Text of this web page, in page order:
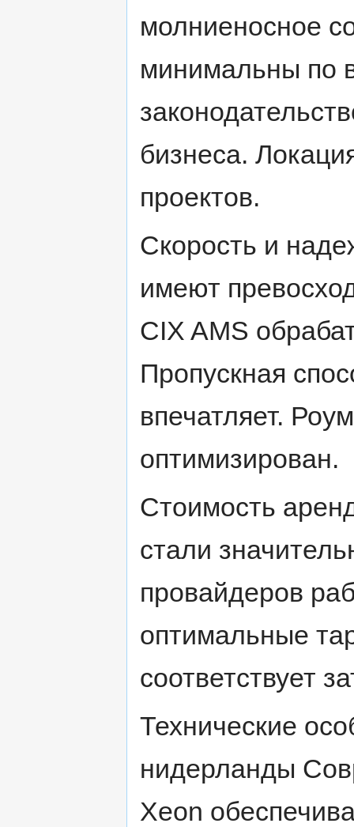
молниеносное
минимальны по
бизнеса.
проектов.
Скорость и
имеют
CIX AMS
Пропускная
впечатляет.
оптимизирован.
Стоимость
стали
провайдеров
оптимальные
соответствует
Технические
нидерланды
Xeon